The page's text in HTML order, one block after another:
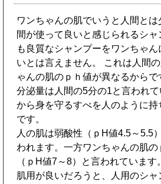
ワンちゃんの肌でいうと人間と
間が使って良いと感じられるシ
も良質なシャンプーをワンちゃ
いとは言えません。 これは人間
ゃんの肌のｐｈ値が異なるから
分泌量は人間の5分の1と言われ
から身を守るすべを人のように
です。
人の肌は弱酸性（ｐH値4.5～5.5
われます。一方ワンちゃんの肌の
（ｐH値7～8）と言われていま
肌用が良いだろうと、人用のシ